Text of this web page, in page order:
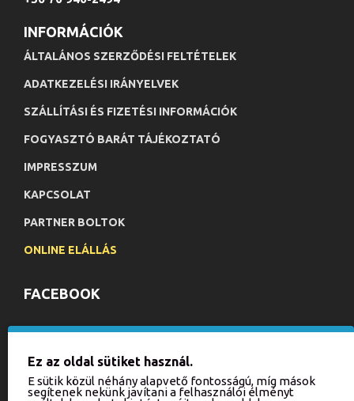
INFORMÁCIÓK
ÁLTALÁNOS SZERZŐDÉSI FELTÉTELEK
ADATKEZELÉSI IRÁNYELVEK
SZÁLLÍTÁSI ÉS FIZETÉSI INFORMÁCIÓK
FOGYASZTÓ BARÁT TÁJÉKOZTATÓ
IMPRESSZUM
KAPCSOLAT
PARTNER BOLTOK
ONLINE ELÁLLÁS
FACEBOOK
akcióinkról és újdonságainkról!
Ez az oldal sütiket használ.
E sütik közül néhány alapvető fontosságú, míg mások
segítenek nekünk javítani a felhasználói élményt